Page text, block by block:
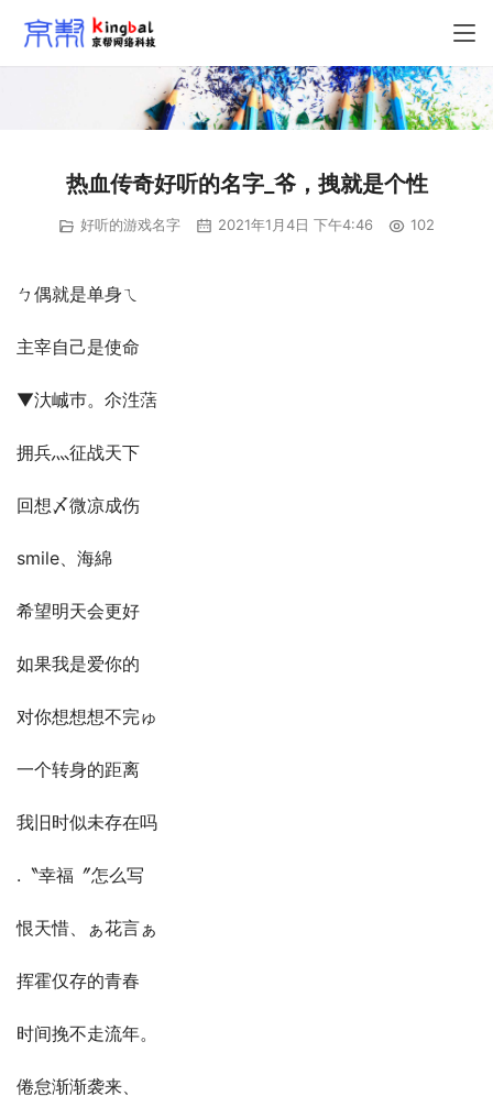
热血传奇好听的名字_爷，拽就是个性
好听的游戏名字 2021年1月4日 下午4:46 102
ㄅ偶就是单身ㄟ
主宰自己是使命
▼汏峸巿。尒泩萿
拥兵灬征战天下
回想〆微凉成伤
smile、海綿
希望明天会更好
如果我是爱你的
对你想想想不完ゅ
一个转身的距离
我旧时似未存在吗
.〝幸福〞怎么写
恨天惜、ぁ花言ぁ
挥霍仅存的青春
时间挽不走流年。
倦怠渐渐袭来、